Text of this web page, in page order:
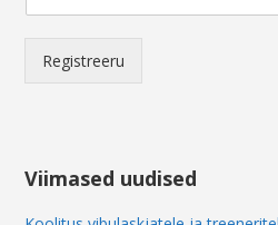
i
E
m
a
Registreeru
Viimased uudised